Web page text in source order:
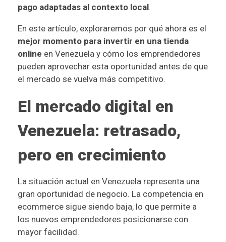
pago adaptadas al contexto local.
En este artículo, exploraremos por qué ahora es el
mejor momento para invertir en una tienda
online en Venezuela y cómo los emprendedores
pueden aprovechar esta oportunidad antes de que
el mercado se vuelva más competitivo.
El mercado digital en
Venezuela: retrasado,
pero en crecimiento
La situación actual en Venezuela representa una
gran oportunidad de negocio. La competencia en
ecommerce sigue siendo baja, lo que permite a
los nuevos emprendedores posicionarse con
mayor facilidad.